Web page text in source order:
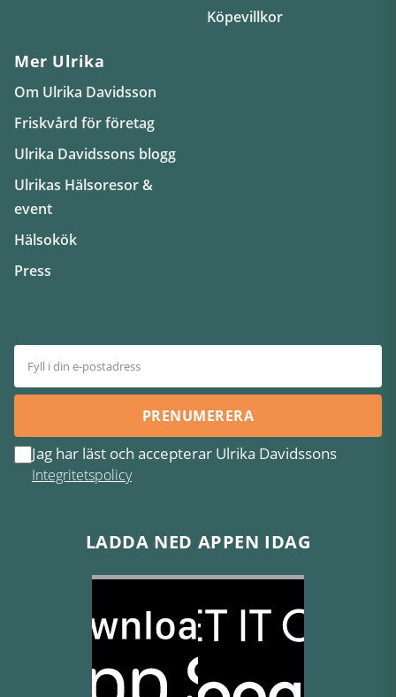
Köpevillkor
Mer Ulrika
Om Ulrika Davidsson
Friskvård för företag
Ulrika Davidssons blogg
Ulrikas Hälsoresor &
event
Hälsokök
Press
PRENUMERERA
Jag har läst och accepterar Ulrika Davidssons
Integritetspolicy
LADDA NED APPEN IDAG